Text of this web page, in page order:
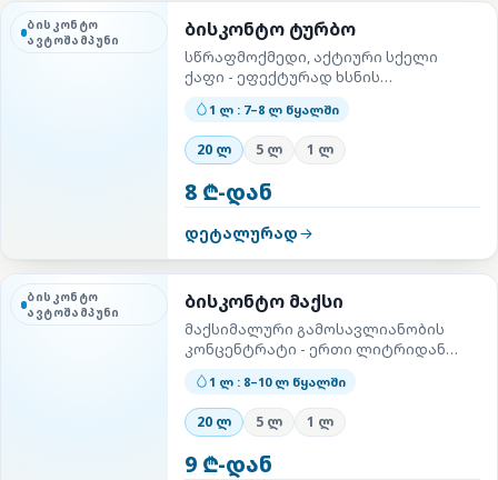
ბისკონტო
ავტოშამპუნი
ბისკონტო ტურბო
სწრაფმოქმედი, აქტიური სქელი
ქაფი - ეფექტურად ხსნის
1 ლ : 7–8 ლ წყალში
20 ლ 5 ლ 1 ლ
8 ₾-დან
დეტალურად
ბისკონტო
ავტოშამპუნი
ბისკონტო მაქსი
მაქსიმალური გამოსავლიანობის
კონცენტრატი - ერთი ლიტრიდან
1 ლ : 8–10 ლ წყალში
20 ლ 5 ლ 1 ლ
9 ₾-დან